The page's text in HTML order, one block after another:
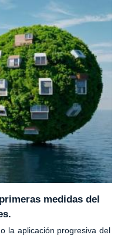
medidas del
la aplicación progresiva del